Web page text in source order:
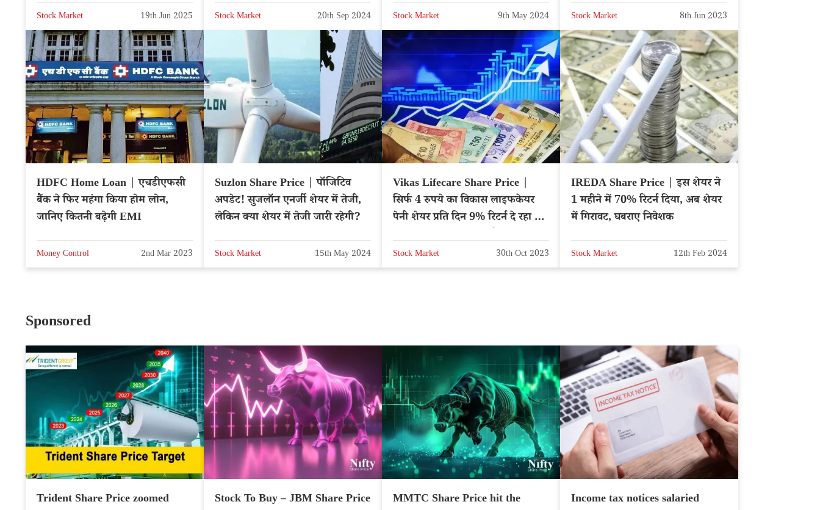
Stock Market 19th Jun 2025 Stock Market 20th Sep 2024 Stock Market 9th May 2024 Stock Market 8th Jun 2023
HDFC Home Loan | एचडीएफसी
बैंक ने फिर महंगा किया होम लोन,
जानिए कितनी बढ़ेगी EMI
Money Control 2nd Mar 2023
Suzlon Share Price | पॉजिटिव
अपडेट! सुजलॉन एनर्जी शेयर में तेजी,
लेकिन क्या शेयर में तेजी जारी रहेगी?
Stock Market 15th May 2024
Vikas Lifecare Share Price |
सिर्फ 4 रुपये का विकास लाइफकेयर
पेनी शेयर प्रति दिन 9% रिटर्न दे रहा है,
Stock Market 30th Oct 2023
IREDA Share Price | इस शेयर ने
1 महीने में 70% रिटर्न दिया, अब शेयर
में गिरावट, घबराए निवेशक
Stock Market 12th Feb 2024
Sponsored
Trident Share Price zoomed
Stock To Buy – JBM Share Price
MMTC Share Price hit the
Income tax notices salaried